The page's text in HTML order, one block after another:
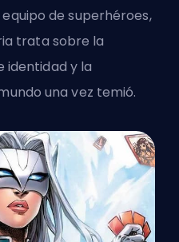
de superhéroes,
trata sobre la
identidad y la
una vez temió.